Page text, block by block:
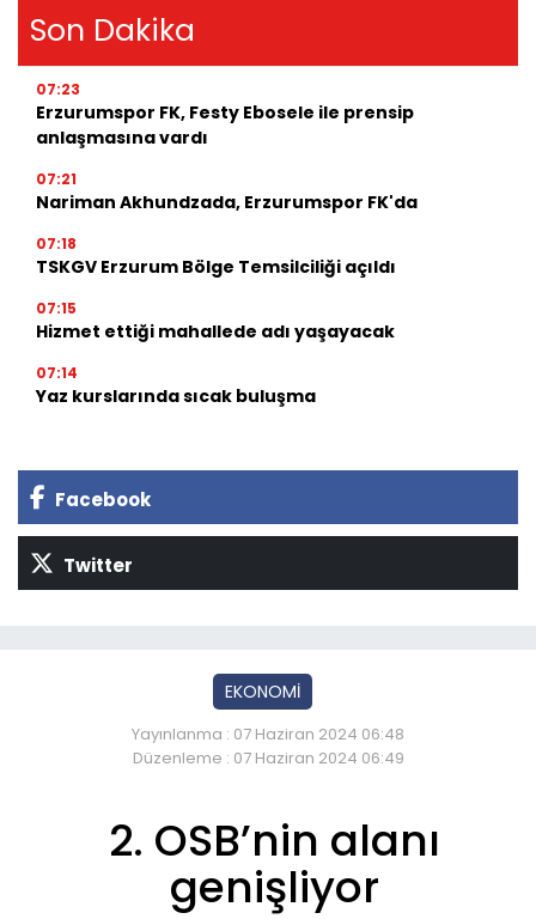
Son Dakika
07:23
Erzurumspor FK, Festy Ebosele ile prensip
anlaşmasına vardı
07:21
Nariman Akhundzada, Erzurumspor FK'da
07:18
TSKGV Erzurum Bölge Temsilciliği açıldı
07:15
Hizmet ettiği mahallede adı yaşayacak
07:14
Yaz kurslarında sıcak buluşma
Facebook
Twitter
EKONOMİ
Yayınlanma : 07 Haziran 2024 06:48
Düzenleme : 07 Haziran 2024 06:49
2. OSB’nin alanı
genişliyor